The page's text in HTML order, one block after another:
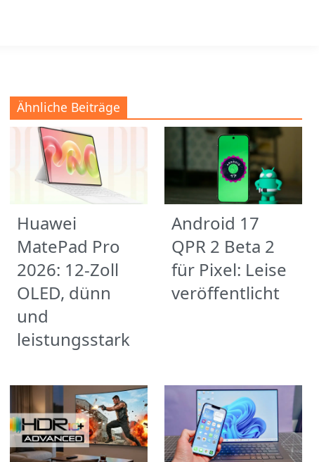
Ähnliche Beiträge
Huawei
MatePad Pro
2026: 12-Zoll
OLED, dünn
und
leistungsstark
Android 17
QPR 2 Beta 2
für Pixel: Leise
veröffentlicht